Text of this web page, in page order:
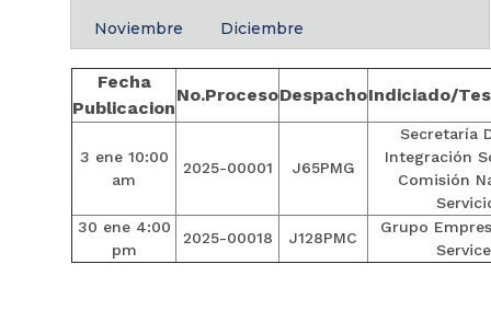
Noviembre Diciembre
Fecha
Publicacion
No.ProcesoDespachoIndiciado/
3 ene 10:00
am
2025-00001 J65PMG
Secretaría
Integración
Comisión
30 ene 4:00
pm
2025-00018 J128PMC
Grupo